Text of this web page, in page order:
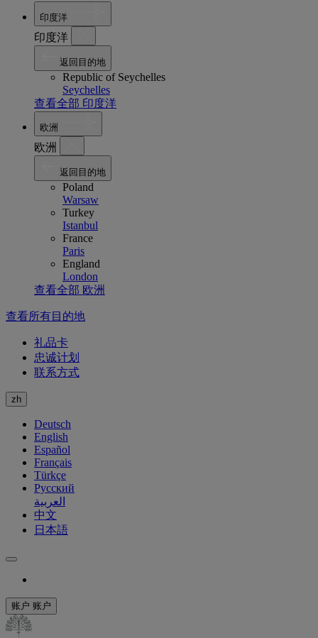
印度洋
印度洋
返回目的地
Republic of Seychelles
Seychelles
查看全部 印度洋
欧洲
欧洲
返回目的地
Poland
Warsaw
Turkey
Istanbul
France
Paris
England
London
查看全部 欧洲
查看所有目的地
礼品卡
忠诚计划
联系方式
zh
Deutsch
English
Español
Français
Türkçe
Русский
العربية
中文
日本語
账户 账户